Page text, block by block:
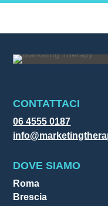
CONTATTACI
06 4555 0187
DOVE SIAMO
Roma
Brescia